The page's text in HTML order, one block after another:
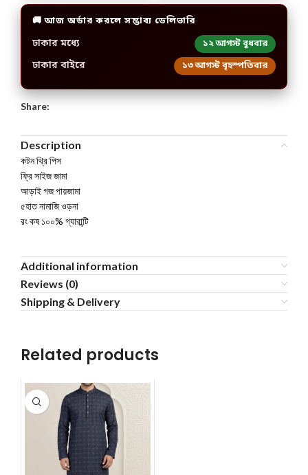
🚚 আজ অর্ডার করলে সম্ভাব্য ডেলিভারি
ঢাকার মধ্যে ১২ আগস্ট বুধবার
ঢাকার বাইরে ১৩ আগস্ট বৃহস্পতিবার
Share:
Description
কটন থ্রি পিস
ফ্রি সাইজ জামা
আড়াই গজ পায়জামা
৫হাত নামাজি ওড়না
রং কষ ১০০% গ্যারান্টি
Additional information
Reviews (0)
Shipping & Delivery
Related products